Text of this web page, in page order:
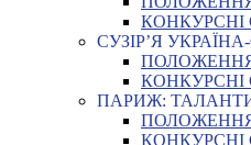
КОНКУРСНІ
СУЗІР’Я
КОНКУРСНІ
ПАРИЖ:
КОНКУРСНІ